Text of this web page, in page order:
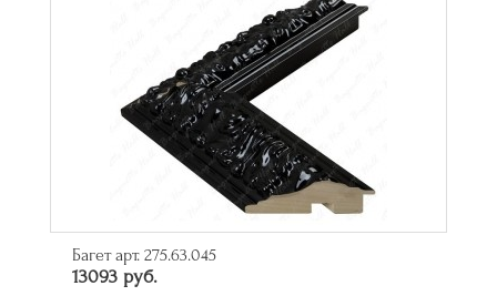
Багет арт. 275.63.045
13093 руб.